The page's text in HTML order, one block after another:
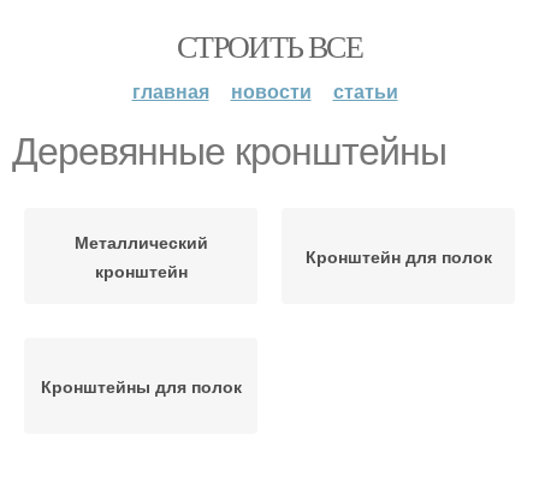
СТРОИТЬ ВСЕ
главная новости статьи
Деревянные кронштейны
Металлический
кронштейн
Кронштейн для полок
Кронштейны для полок